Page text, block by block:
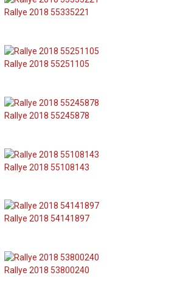
Rallye 2018 55335221
Rallye 2018 55251105
Rallye 2018 55245878
Rallye 2018 55108143
Rallye 2018 54141897
Rallye 2018 53800240